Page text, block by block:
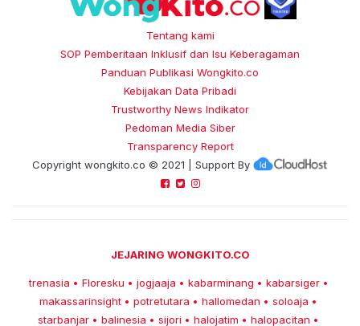
Tentang kami
SOP Pemberitaan Inklusif dan Isu Keberagaman
Panduan Publikasi Wongkito.co
Kebijakan Data Pribadi
Trustworthy News Indikator
Pedoman Media Siber
Transparency Report
Copyright wongkito.co © 2021 | Support By
JEJARING WONGKITO.CO
trenasia • Floresku • jogjaaja • kabarminang • kabarsiger •
makassarinsight • potretutara • hallomedan • soloaja •
starbanjar • balinesia • sijori • halojatim • halopacitan •